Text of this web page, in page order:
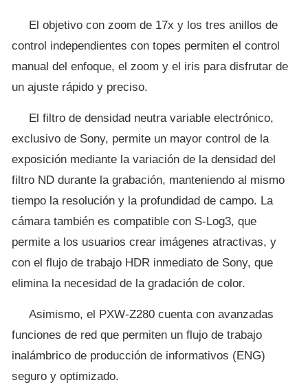
El objetivo con zoom de 17x y los tres anillos de
control independientes con topes permiten el control
manual del enfoque, el zoom y el iris para disfrutar de
un ajuste rápido y preciso.
El filtro de densidad neutra variable electrónico,
exclusivo de Sony, permite un mayor control de la
exposición mediante la variación de la densidad del
filtro ND durante la grabación, manteniendo al mismo
tiempo la resolución y la profundidad de campo. La
cámara también es compatible con S-Log3, que
permite a los usuarios crear imágenes atractivas, y
con el flujo de trabajo HDR inmediato de Sony, que
elimina la necesidad de la gradación de color.
Asimismo, el PXW-Z280 cuenta con avanzadas
funciones de red que permiten un flujo de trabajo
inalámbrico de producción de informativos (ENG)
seguro y optimizado.